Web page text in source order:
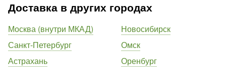
Доставка в других городах
Москва (внутри МКАД)
Санкт-Петербург
Астрахань
Новосибирск
Омск
Оренбург